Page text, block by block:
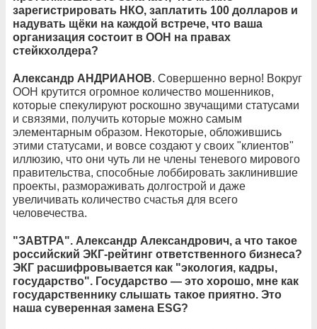
зарегистрировать НКО, заплатить 100 долларов и
надувать щёки на каждой встрече, что ваша
организация состоит в ООН на правах
стейкхолдера?
Александр АНДРИАНОВ. Совершенно верно! Вокруг
ООН крутится огромное количество мошенников,
которые спекулируют роскошно звучащими статусами
и связями, получить которые можно самым
элементарным образом. Некоторые, обложившись
этими статусами, и вовсе создают у своих "клиентов"
иллюзию, что они чуть ли не члены теневого мирового
правительства, способные лоббировать заклинившие
проекты, размораживать долгострой и даже
увеличивать количество счастья для всего
человечества.
"ЗАВТРА". Александр Александрович, а что такое
российский ЭКГ-рейтинг ответственного бизнеса?
ЭКГ расшифровывается как "экология, кадры,
государство". Государство — это хорошо, мне как
государственнику слышать такое приятно. Это
наша суверенная замена ESG?